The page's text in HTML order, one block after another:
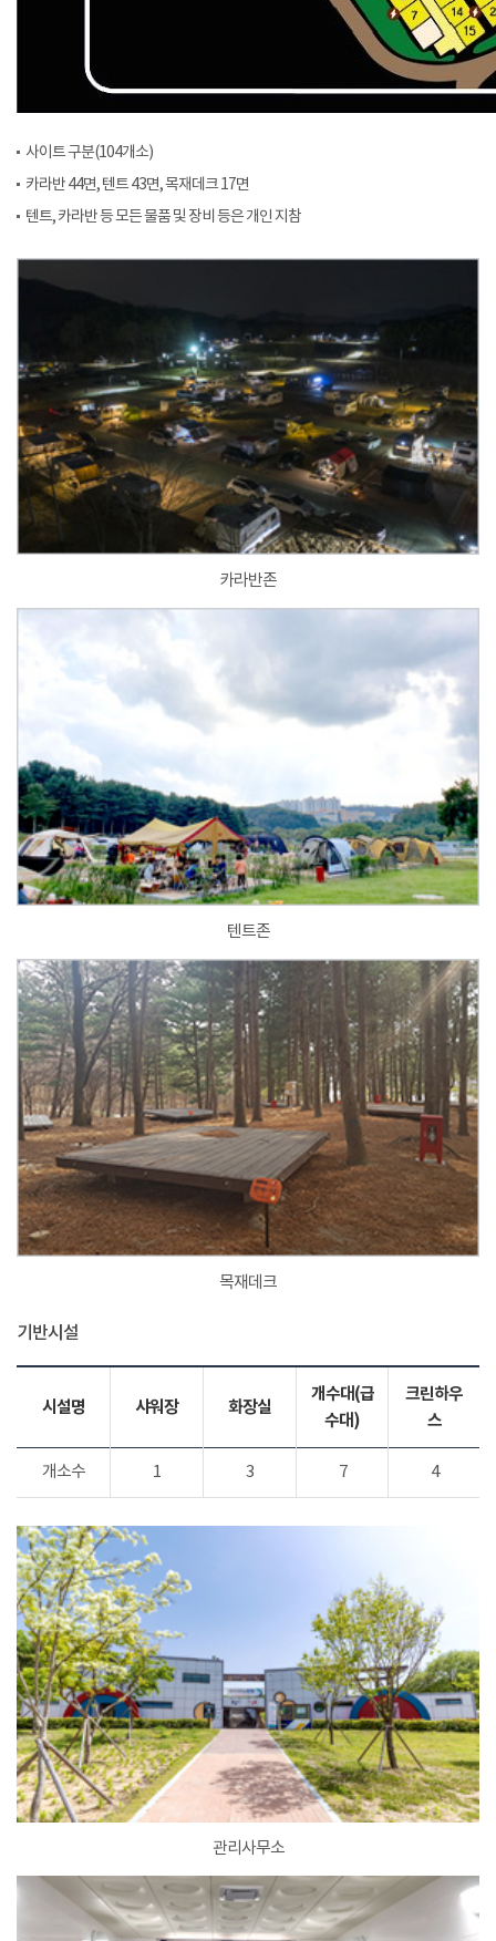
사이트 구분(104개소)
카라반 44면, 텐트 43면, 목재데크 17면
텐트, 카라반 등 모든 물품 및 장비 등은 개인 지참
카라반존
텐트존
목재데크
기반시설
시설명 샤워장 화장실
개수대(급
수대)
크린하우
스
개소수 1 3 7 4
관리사무소